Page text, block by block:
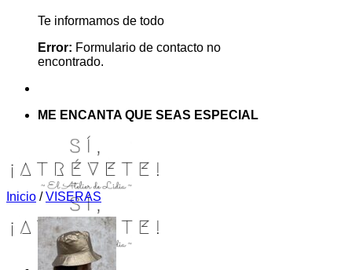
Te informamos de todo
Error: Formulario de contacto no
encontrado.
ME ENCANTA QUE SEAS ESPECIAL
Inicio / VISERAS